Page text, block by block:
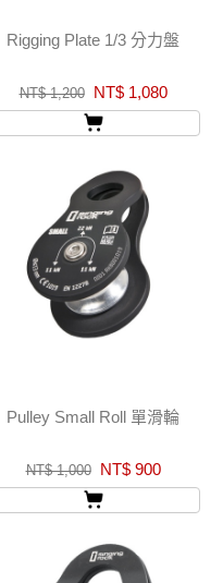
Rigging Plate 1/3 分力盤
NT$ 1,200 NT$ 1,080
Pulley Small Roll 單滑輪
NT$ 1,000 NT$ 900